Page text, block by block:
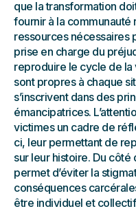
que la transformation
fournir à la
ressources nécessaires
prise en charge du
reproduire le cycle de la
sont propres à chaque
s’inscrivent dans des
émancipatrices.
victimes un cadre de
ci, leur permettant de
sur leur histoire. Du côté
permet d’éviter la
conséquences
être individuel et